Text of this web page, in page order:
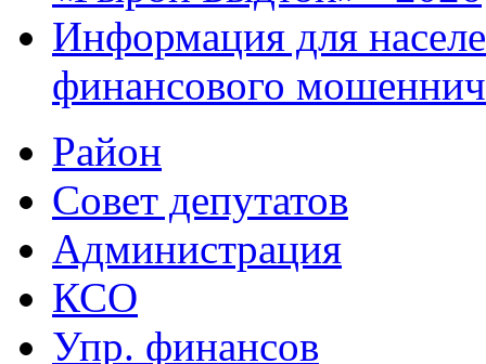
Информация для
финансового
Район
Совет депутатов
Администрация
КСО
Упр. финансов